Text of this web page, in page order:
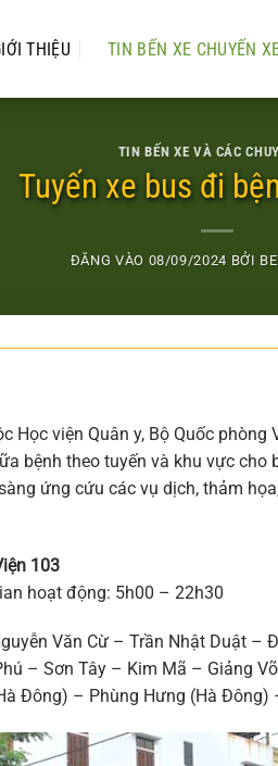
THIỆU TIN BẾN XE CHUYẾN
TIN BẾN XE VÀ CÁC
Tuyến xe bus đi
ĐĂNG VÀO 08/09/2024 BỞI
viện Quân y, Bộ Quốc phòng
bệnh theo tuyến và khu vực cho
ứng cứu các vụ dịch, thảm
103
hoạt động: 5h00 – 22h30
Văn Cừ – Trần Nhật Duật –
– Sơn Tây – Kim Mã – Giảng
Đông) – Phùng Hưng (Hà Đông)